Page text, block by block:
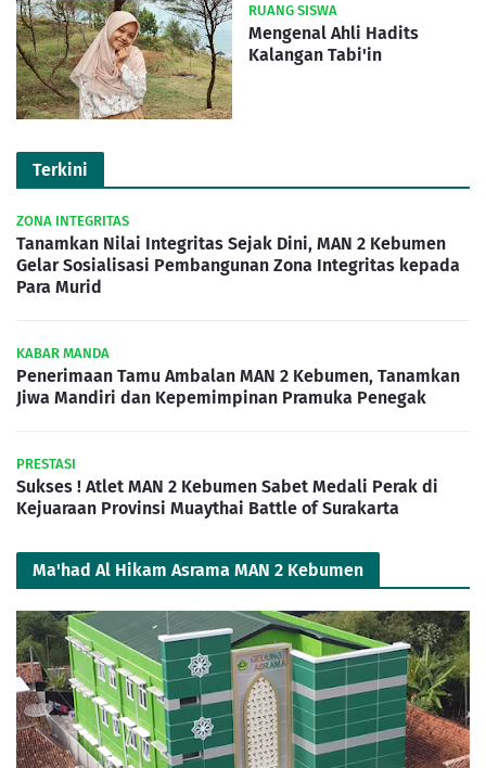
RUANG SISWA
Mengenal Ahli Hadits
Kalangan Tabi'in
Terkini
ZONA INTEGRITAS
Tanamkan Nilai Integritas Sejak Dini, MAN 2 Kebumen
Gelar Sosialisasi Pembangunan Zona Integritas kepada
Para Murid
KABAR MANDA
Penerimaan Tamu Ambalan MAN 2 Kebumen, Tanamkan
Jiwa Mandiri dan Kepemimpinan Pramuka Penegak
PRESTASI
Sukses ! Atlet MAN 2 Kebumen Sabet Medali Perak di
Kejuaraan Provinsi Muaythai Battle of Surakarta
Ma'had Al Hikam Asrama MAN 2 Kebumen